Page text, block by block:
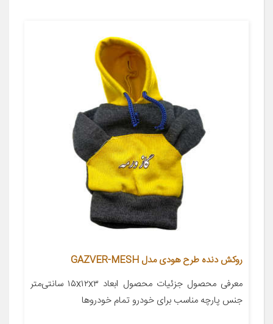
روکش دنده طرح هودی مدل GAZVER-MESH
معرفی محصول جزئیات محصول ابعاد ۱۵x۱۲x۳ سانتی‌متر
جنس پارچه مناسب برای خودرو تمام خودروها